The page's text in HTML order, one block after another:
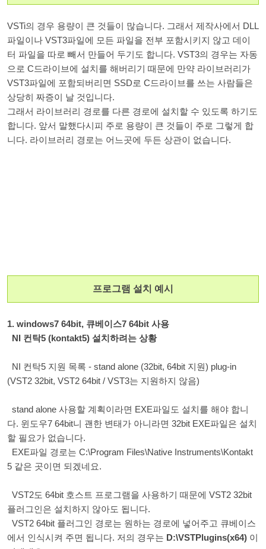
VSTi의 경우 용량이 큰 것들이 많습니다. 그래서 제작사에서 DLL
파일이나 VST3파일에 모든 파일을 전부 포함시키지 않고 데이
터 파일을 따로 빼서 만들어 두기도 합니다. VST3의 경우는 자동
으로 C드라이브에 설치를 해버리기 때문에 만약 라이브러리가
VST3파일에 포함되버리면 SSD로 C드라이브를 쓰는 사람들은
상당히 짜증이 날 것입니다.
그래서 라이브러리 경로를 다른 경로에 설치할 수 있도록 하기도
합니다. 앞서 말했다시피 주로 용량이 큰 것들이 주로 그렇게 합
니다. 라이브러리 경로는 어느곳에 두든 상관이 없습니다.
프로그램 설치 예시
1. windows7 64bit, 큐베이스7 64bit 사용
NI 컨탁5 (kontakt5) 설치하려는 상황
NI 컨탁5 지원 목록 - stand alone (32bit, 64bit 지원) plug-in
(VST2 32bit, VST2 64bit / VST3는 지원하지 않음)
stand alone 사용할 계획이라면 EXE파일도 설치를 해야 합니
다. 윈도우7 64bit니 괜한 변태가 아니라면 32bit EXE파일은 설치
할 필요가 없습니다.
EXE파일 경로는 C:\Program Files\Native Instruments\Kontakt
5 같은 곳이면 되겠네요.
VST2도 64bit 호스트 프로그램을 사용하기 때문에 VST2 32bit
플러그인은 설치하지 않아도 됩니다.
VST2 64bit 플러그인 경로는 원하는 경로에 넣어주고 큐베이스
에서 인식시켜 주면 됩니다. 저의 경우는 D:\VSTPlugins(x64) 이